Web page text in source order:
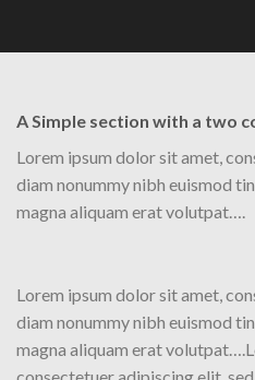
A Simple section with a two
Lorem ipsum dolor sit amet,
diam nonummy nibh euismod
magna aliquam erat volutpat….
Lorem ipsum dolor sit amet,
diam nonummy nibh euismod
magna aliquam erat